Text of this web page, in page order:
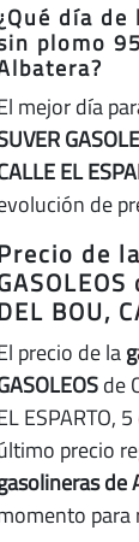
día
plomo
mejor día
EL
de
de
BOU,
precio de la
de
ESPARTO,
precio
de
para